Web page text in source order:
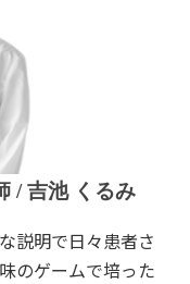
/ 吉池 くるみ
説明で日々患者さ
のゲームで培った